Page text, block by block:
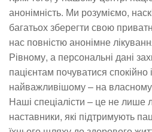
анонімність. Ми розуміємо,
багатьох зберегти свою
нас повністю анонімне
Рівному, а персональні дані
пацієнтам почуватися спокійно
найважливішому – на
Наші спеціалісти – це не лише
наставники, які підтримують